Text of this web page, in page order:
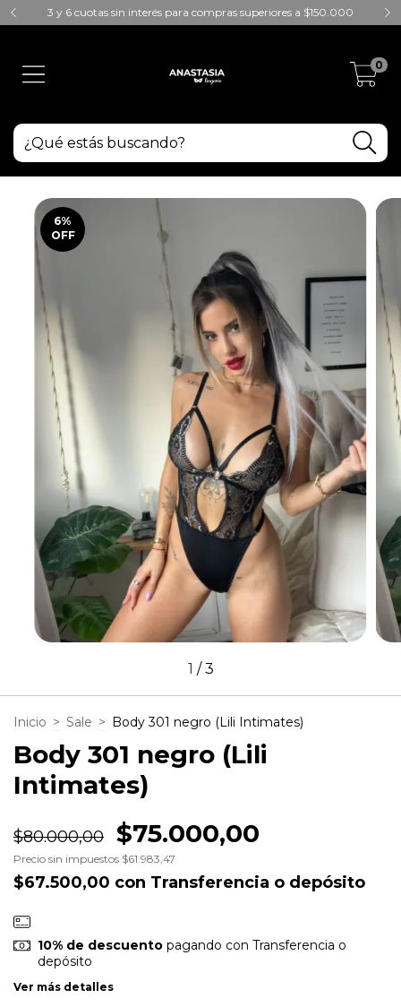
3 y 6 cuotas sin interés para compras superiores a $150.000
0
6%
OFF
1 /3
Inicio > Sale > Body 301 negro (Lili Intimates)
Body 301 negro (Lili
Intimates)
$80.000,00 $75.000,00
Precio sin impuestos $61.983,47
$67.500,00 con Transferencia o depósito
10% de descuentopagando con Transferencia o
depósito
Ver más detalles